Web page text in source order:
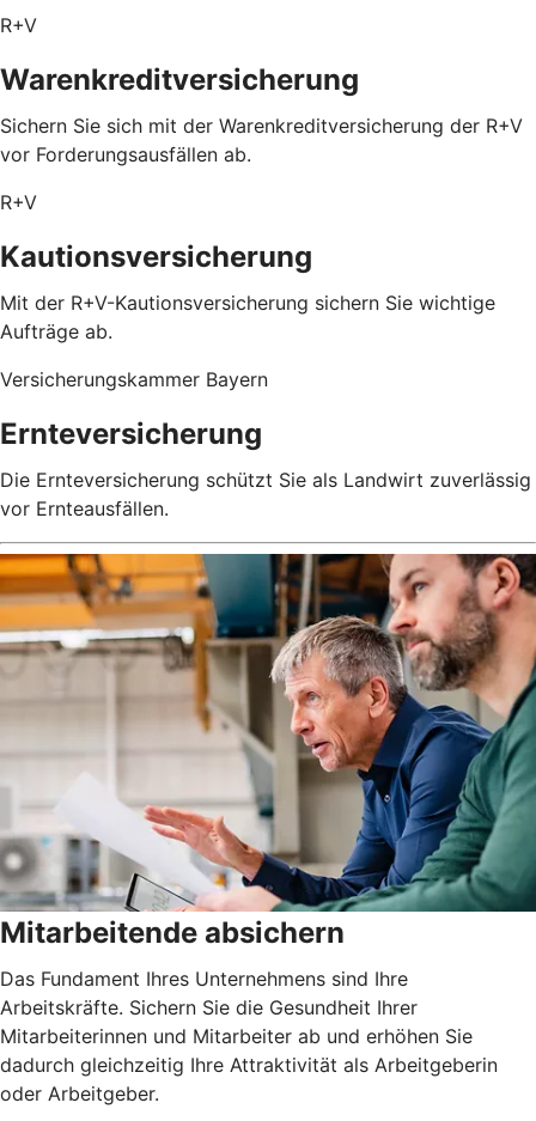
R+V
Warenkreditversicherung
Sichern Sie sich mit der Warenkreditversicherung der R+V
vor Forderungsausfällen ab.
R+V
Kautionsversicherung
Mit der R+V-Kautionsversicherung sichern Sie wichtige
Aufträge ab.
Versicherungskammer Bayern
Ernteversicherung
Die Ernteversicherung schützt Sie als Landwirt zuverlässig
vor Ernteausfällen.
Mitarbeitende absichern
Das Fundament Ihres Unternehmens sind Ihre
Arbeitskräfte. Sichern Sie die Gesundheit Ihrer
Mitarbeiterinnen und Mitarbeiter ab und erhöhen Sie
dadurch gleichzeitig Ihre Attraktivität als Arbeitgeberin
oder Arbeitgeber.